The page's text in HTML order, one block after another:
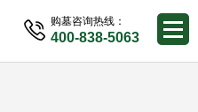
购墓咨询热线：
400-838-5063